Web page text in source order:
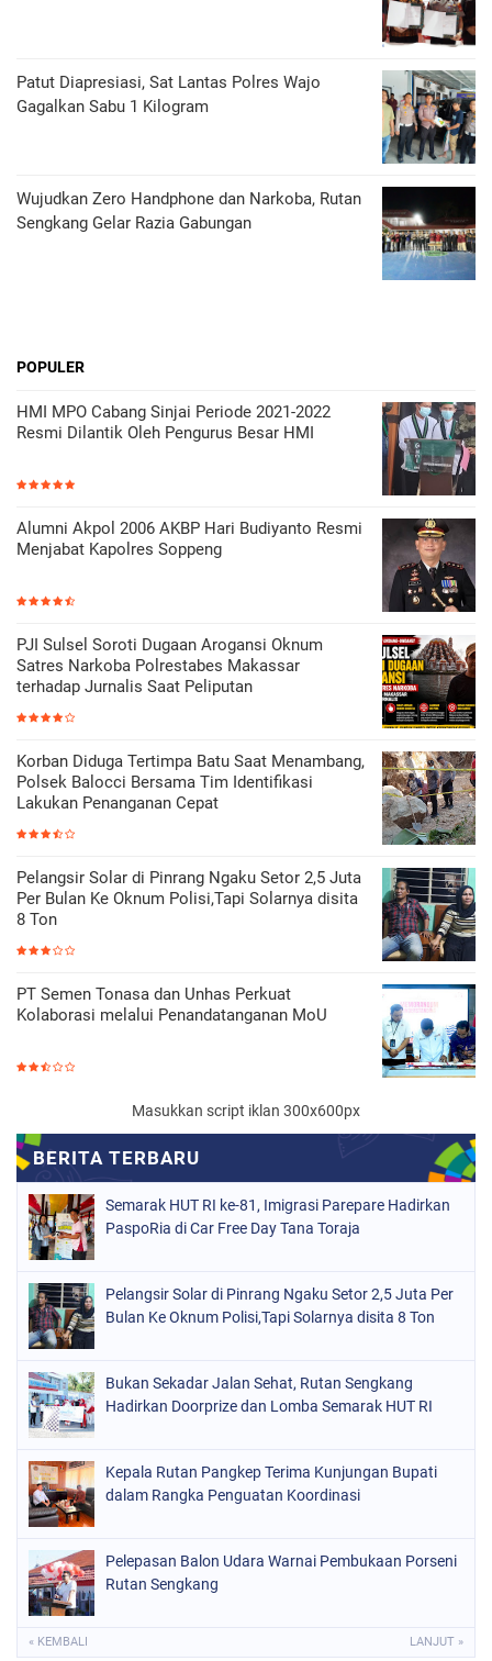
Patut Diapresiasi, Sat Lantas Polres Wajo
Gagalkan Sabu 1 Kilogram
Wujudkan Zero Handphone dan Narkoba, Rutan
Sengkang Gelar Razia Gabungan
POPULER
HMI MPO Cabang Sinjai Periode 2021-2022
Resmi Dilantik Oleh Pengurus Besar HMI
Alumni Akpol 2006 AKBP Hari Budiyanto Resmi
Menjabat Kapolres Soppeng
PJI Sulsel Soroti Dugaan Arogansi Oknum
Satres Narkoba Polrestabes Makassar
terhadap Jurnalis Saat Peliputan
Korban Diduga Tertimpa Batu Saat Menambang,
Polsek Balocci Bersama Tim Identifikasi
Lakukan Penanganan Cepat
Pelangsir Solar di Pinrang Ngaku Setor 2,5 Juta
Per Bulan Ke Oknum Polisi,Tapi Solarnya disita
8 Ton
PT Semen Tonasa dan Unhas Perkuat
Kolaborasi melalui Penandatanganan MoU
Masukkan script iklan 300x600px
Semarak HUT RI ke-81, Imigrasi Parepare Hadirkan
PaspoRia di Car Free Day Tana Toraja
Pelangsir Solar di Pinrang Ngaku Setor 2,5 Juta Per
Bulan Ke Oknum Polisi,Tapi Solarnya disita 8 Ton
Bukan Sekadar Jalan Sehat, Rutan Sengkang
Hadirkan Doorprize dan Lomba Semarak HUT RI
Kepala Rutan Pangkep Terima Kunjungan Bupati
dalam Rangka Penguatan Koordinasi
Pelepasan Balon Udara Warnai Pembukaan Porseni
Rutan Sengkang
« KEMBALI LANJUT »